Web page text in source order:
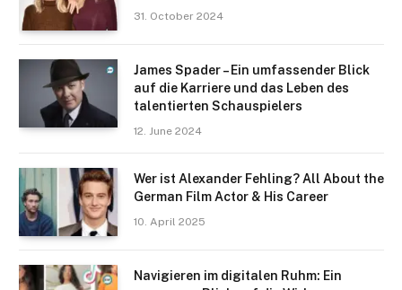
31. October 2024
James Spader – Ein umfassender Blick
auf die Karriere und das Leben des
talentierten Schauspielers
12. June 2024
Wer ist Alexander Fehling? All About the
German Film Actor & His Career
10. April 2025
Navigieren im digitalen Ruhm: Ein